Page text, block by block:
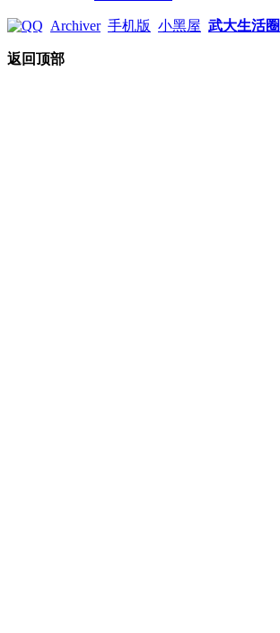
Archiver 手机版 小黑屋 武大生活圈
返回顶部